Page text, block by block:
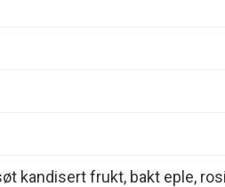
kandisert frukt, bakt eple,